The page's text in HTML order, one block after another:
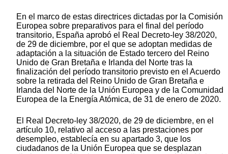
En el marco de estas directrices dictadas por la Comisión
Europea sobre preparativos para el final del período
transitorio, España aprobó el Real Decreto-ley 38/2020,
de 29 de diciembre, por el que se adoptan medidas de
adaptación a la situación de Estado tercero del Reino
Unido de Gran Bretaña e Irlanda del Norte tras la
finalización del período transitorio previsto en el Acuerdo
sobre la retirada del Reino Unido de Gran Bretaña e
Irlanda del Norte de la Unión Europea y de la Comunidad
Europea de la Energía Atómica, de 31 de enero de 2020.
El Real Decreto-ley 38/2020, de 29 de diciembre, en el
artículo 10, relativo al acceso a las prestaciones por
desempleo, establecía en su apartado 3, que los
ciudadanos de la Unión Europea que se desplazan